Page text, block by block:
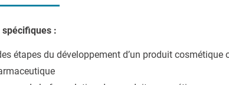
spécifiques :
étapes du développement d’un produit cosmétique